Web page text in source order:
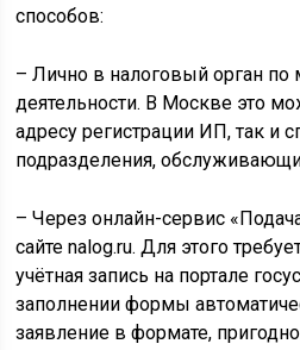
способов:
– Лично в налоговый орган по
деятельности. В Москве это
адресу регистрации ИП, так и
подразделения,
– Через онлайн-сервис
сайте nalog.ru. Для этого
учётная запись на портале
заполнении формы
заявление в формате,